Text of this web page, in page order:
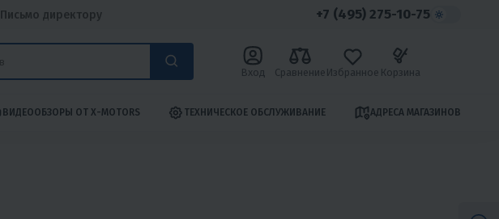
Письмо директору +7 (495) 275-10-75
Вход Сравнение Избранное Корзина
ВИДЕООБЗОРЫ ОТ X-MOTORS ТЕХНИЧЕСКОЕ ОБСЛУЖИВАНИЕ АДРЕСА МАГАЗИНОВ